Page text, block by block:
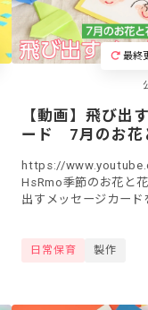
最終
【動画】飛び出
ード 7月のお花
https://
HsRmo季節のお花と
出すメッセージカード
日常保育 製作